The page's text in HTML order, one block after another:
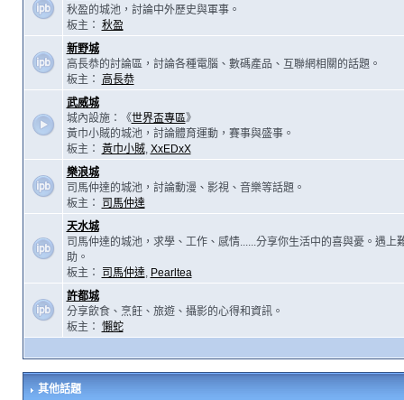
秋盈的城池，討論中外歷史與軍事。
板主： 秋盈
新野城
高長恭的討論區，討論各種電腦、數碼產品、互聯網相關的話題。
板主：
高長恭
武威城
城內設施：《世界盃專區》
黃巾小賊的城池，討論體育運動，賽事與盛事。
板主： 黃巾小賊, XxEDxX
樂浪城
司馬仲達的城池，討論動漫、影視、音樂等話題。
板主：
司馬仲達
天水城
司馬仲達的城池，求學、工作、感情......分享你生活中的喜與憂。遇上
助。
板主：
司馬仲達, Pearltea
許都城
分享飲食、烹飪、旅遊、攝影的心得和資訊。
板主： 懶蛇
其他話題